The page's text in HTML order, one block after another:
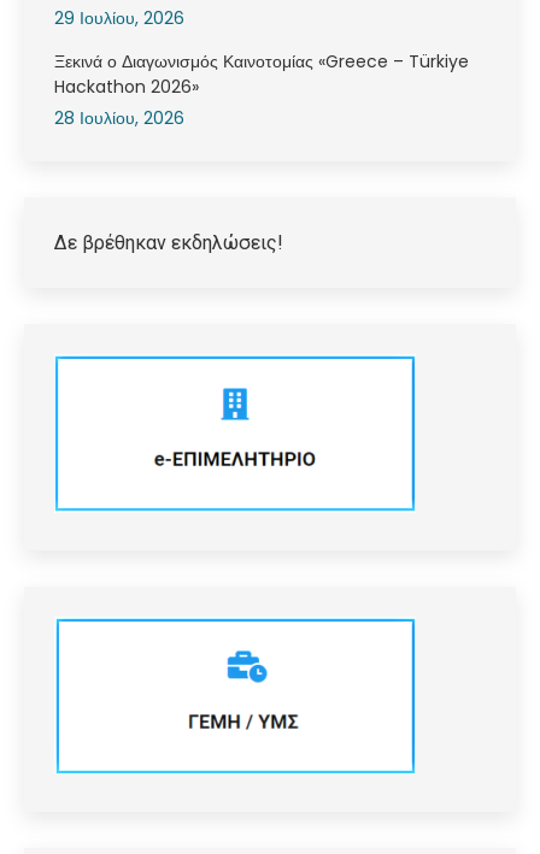
29 Ιουλίου, 2026
Ξεκινά ο Διαγωνισμός Καινοτομίας «Greece – Türkiye
Hackathon 2026»
28 Ιουλίου, 2026
Δε βρέθηκαν εκδηλώσεις!